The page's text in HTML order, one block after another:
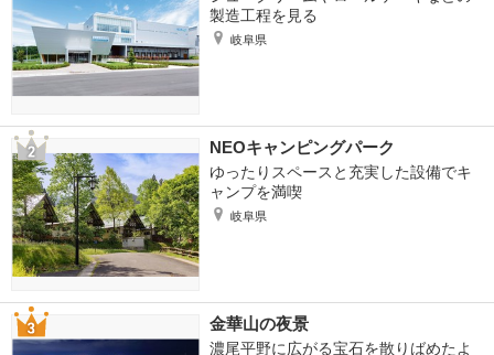
製造工程を見る
岐阜県
NEOキャンピングパーク
ゆったりスペースと充実した設備でキ
ャンプを満喫
岐阜県
金華山の夜景
濃尾平野に広がる宝石を散りばめたよ